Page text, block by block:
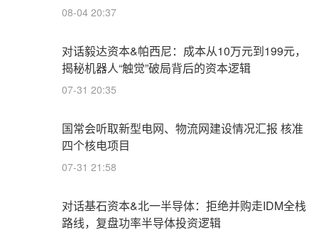
08-04 20:37
对话毅达资本&帕西尼：成本从10万元到199元，
揭秘机器人“触觉”破局背后的资本逻辑
07-31 20:35
国常会听取新型电网、物流网建设情况汇报 核准
四个核电项目
07-31 21:58
对话基石资本&北一半导体：拒绝并购走IDM全栈
路线，复盘功率半导体投资逻辑